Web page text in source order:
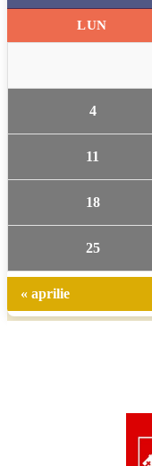
LUN
4
11
18
25
« aprilie